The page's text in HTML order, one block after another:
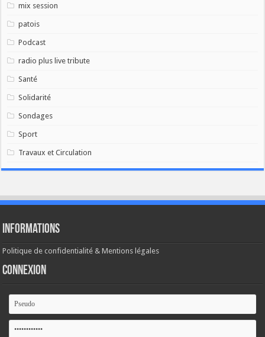
mix session
patois
Podcast
radio plus live tribute
Santé
Solidarité
Sondages
Sport
Travaux et Circulation
Informations
Politique de confidentialité & Mentions légales
Connexion